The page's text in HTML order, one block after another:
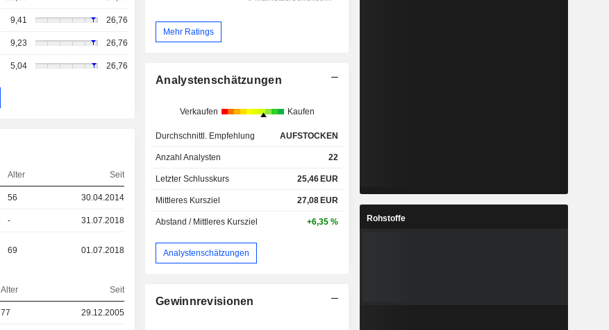
9,41 26,76
9,23 26,76
5,04 26,76
Alter Seit
56 30.04.2014
- 31.07.2018
69 01.07.2018
Alter Seit
77 29.12.2005
Mehr Ratings
Analystenschätzungen
Verkaufen Kaufen
Durchschnittl. Empfehlung AUFSTOCKEN
Anzahl Analysten 22
Letzter Schlusskurs 25,46 EUR
Mittleres Kursziel 27,08 EUR
Abstand / Mittleres Kursziel +6,35 %
Analystenschätzungen
Gewinnrevisionen
Rohstoffe